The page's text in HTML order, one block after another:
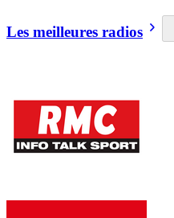
Les meilleures radios